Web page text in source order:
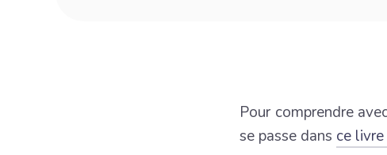
Pour comprendre
se passe dans ce